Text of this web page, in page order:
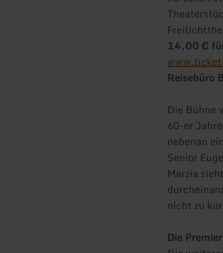
14,00 €
Reisebüro
Die Bühne
60-er
nebenan
Senior
Marzia
nicht zu
Die